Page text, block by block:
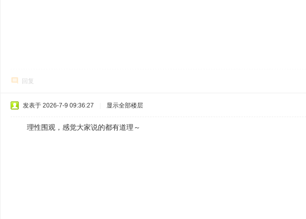
回复
发表于 2026-7-9 09:36:27 显示全部楼层
理性围观，感觉大家说的都有道理～